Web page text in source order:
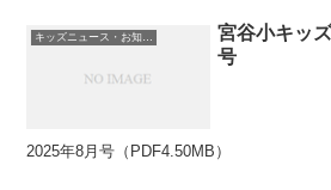
宮谷小キッ
号
2025年8月号（PDF4.50MB）